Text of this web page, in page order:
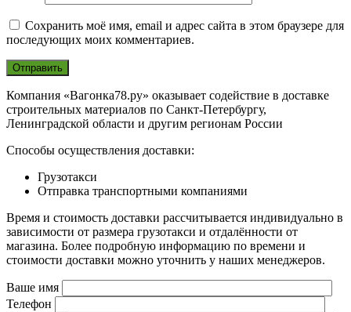
Сохранить моё имя, email и адрес сайта в этом браузере для
последующих моих комментариев.
Компания «Вагонка78.ру» оказывает содействие в доставке
строительных материалов по Санкт-Петербургу,
Ленинградской области и другим регионам России
Способы осуществления доставки:
Грузотакси
Отправка транспортными компаниями
Время и стоимость доставки рассчитывается индивидуально в
зависимости от размера грузотакси и отдалённости от
магазина. Более подробную информацию по времени и
стоимости доставки можно уточнить у наших менеджеров.
Ваше имя
Телефон